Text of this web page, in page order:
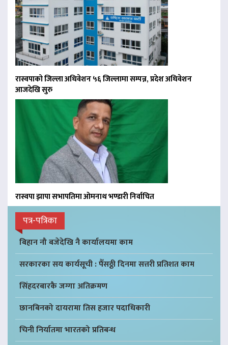
रास्वपाको जिल्ला अधिवेशन ५६ जिल्लामा सम्पन्न, प्रदेश अधिवेशन
आजदेखि सुरु
रास्वपा झापा सभापतिमा ओमनाथ भण्डारी निर्वाचित
पत्र-पत्रिका
बिहान नौ बजेदेखि नै कार्यालयमा काम
सरकारका सय कार्यसूची : पैँसठ्ठी दिनमा सत्तरी प्रतिशत काम
सिंहदरबारकै जग्गा अतिक्रमण
छानबिनको दायरामा तिस हजार पदाधिकारी
चिनी निर्यातमा भारतको प्रतिबन्ध